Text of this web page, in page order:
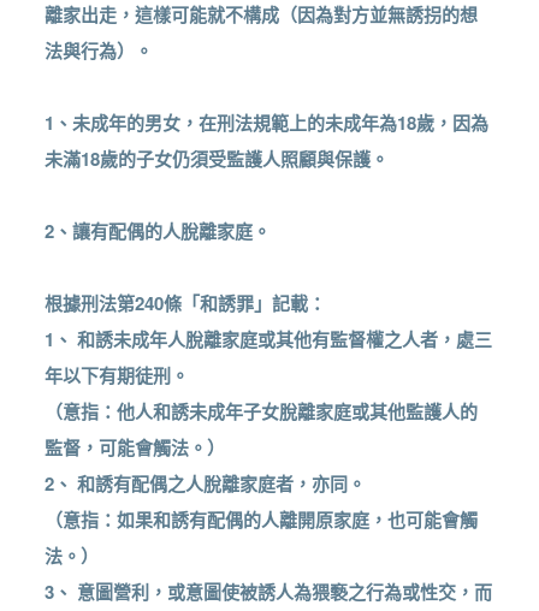
離家出走，這樣可能就不構成（因為對方並無誘拐的想
法與行為）。
1、未成年的男女，在刑法規範上的未成年為18歲，因為
未滿18歲的子女仍須受監護人照顧與保護。
2、讓有配偶的人脫離家庭。
根據刑法第240條「和誘罪」記載：
1、 和誘未成年人脫離家庭或其他有監督權之人者，處三
年以下有期徒刑。
（意指：他人和誘未成年子女脫離家庭或其他監護人的
監督，可能會觸法。）
2、 和誘有配偶之人脫離家庭者，亦同。
（意指：如果和誘有配偶的人離開原家庭，也可能會觸
法。）
3、 意圖營利，或意圖使被誘人為猥褻之行為或性交，而